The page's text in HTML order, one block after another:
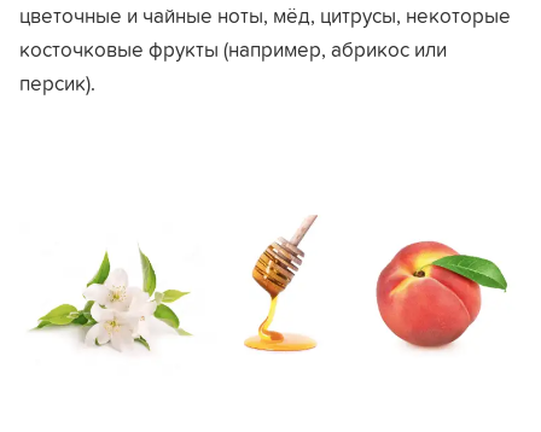
цветочные и чайные ноты, мёд, цитрусы, некоторые
косточковые фрукты (например, абрикос или
персик).